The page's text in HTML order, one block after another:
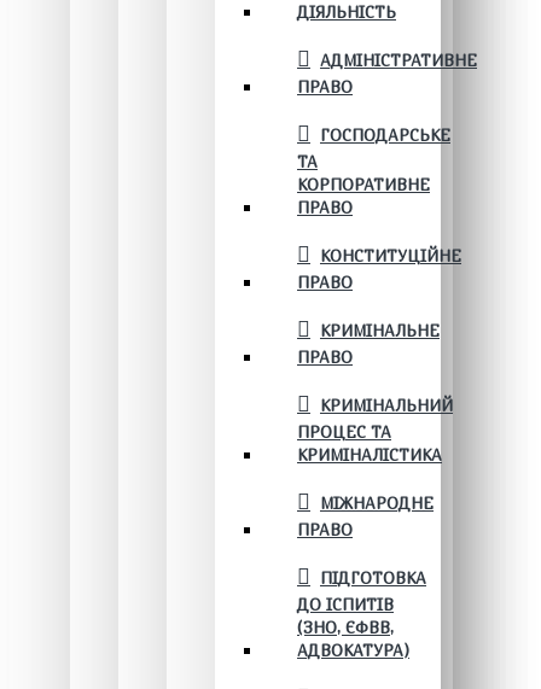
ДІЯЛЬНІСТЬ
АДМІНІСТРАТИВНЕ
ПРАВО
ГОСПОДАРСЬКЕ
ТА
КОРПОРАТИВНЕ
ПРАВО
КОНСТИТУЦІЙНЕ
ПРАВО
КРИМІНАЛЬНЕ
ПРАВО
КРИМІНАЛЬНИЙ
ПРОЦЕС ТА
КРИМІНАЛІСТИКА
МІЖНАРОДНЕ
ПРАВО
ПІДГОТОВКА
ДО ІСПИТІВ
(ЗНО, ЄФВВ,
АДВОКАТУРА)